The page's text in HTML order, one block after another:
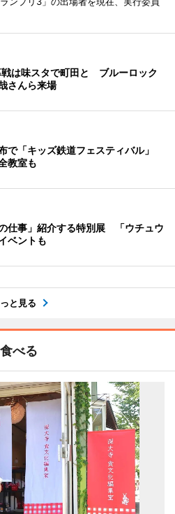
は味スタで町田と ブルーロック
さんら来場
で「キッズ鉄道フェスティバル」
教室も
の仕事」紹介する特別展 「ウチュウ
ベントも
と見る
食べる